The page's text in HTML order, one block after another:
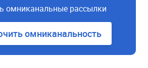
омниканальные рассылки
омниканальность